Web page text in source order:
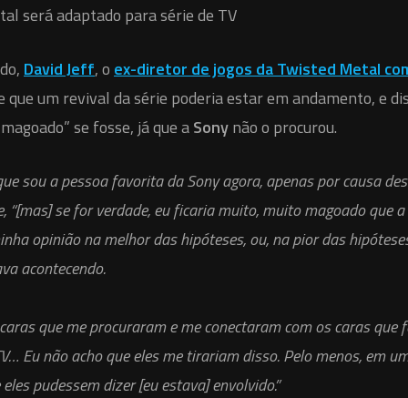
David Jeff, o ex-diretor de jogos da Twisted Metal
que um revival da série poderia estar em andamento, e
se fosse, já que aSonynão o procurou.
sou a pessoa favorita da Sony agora, apenas por causa
“[mas] se for verdade, eu ficaria muito, muito magoado que
opinião na melhor das hipóteses, ou, na pior das
acontecendo.
que me procuraram e me conectaram com os caras que
Eu não acho que eles me tirariam disso. Pelo menos, em
pudessem dizer [eu estava] envolvido.”